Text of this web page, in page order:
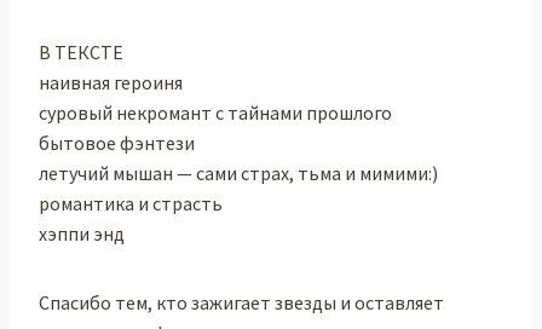
В ТЕКСТЕ
наивная героиня
суровый некромант с тайнами прошлого
бытовое фэнтези
летучий мышан — сами страх, тьма и мимими:)
романтика и страсть
хэппи энд
Спасибо тем, кто зажигает звезды и оставляет